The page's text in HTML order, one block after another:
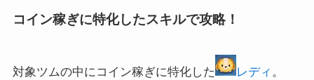
コイン稼ぎに特化したスキルで攻略！
対象ツムの中にコイン稼ぎに特化した レディ 。